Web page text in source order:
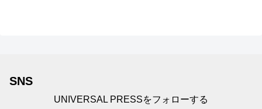
SNS
UNIVERSAL PRESSをフォローする